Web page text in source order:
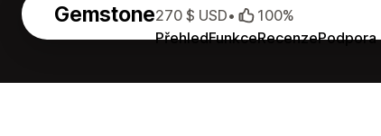
Gemstone
PřehledFunkceRecenzePodpora
270 $ USD• 100%